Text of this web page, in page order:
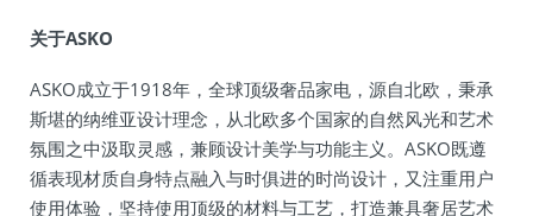
关于ASKO
ASKO成立于1918年，全球顶级奢品家电，源自北欧，秉承
斯堪的纳维亚设计理念，从北欧多个国家的自然风光和艺术
氛围之中汲取灵感，兼顾设计美学与功能主义。ASKO既遵
循表现材质自身特点融入与时俱进的时尚设计，又注重用户
使用体验，坚持使用顶级的材料与工艺，打造兼具奢居艺术